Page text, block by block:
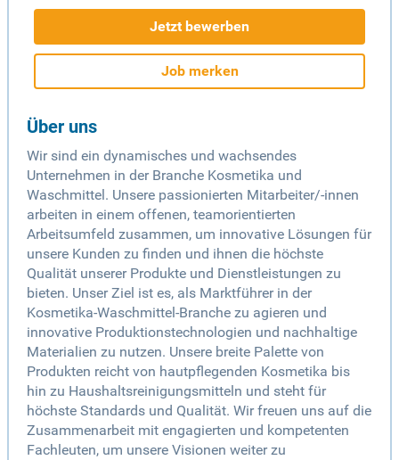
Jetzt bewerben
Job merken
Über uns
Wir sind ein dynamisches und wachsendes
Unternehmen in der Branche Kosmetika und
Waschmittel. Unsere passionierten Mitarbeiter/-innen
arbeiten in einem offenen, teamorientierten
Arbeitsumfeld zusammen, um innovative Lösungen für
unsere Kunden zu finden und ihnen die höchste
Qualität unserer Produkte und Dienstleistungen zu
bieten. Unser Ziel ist es, als Marktführer in der
Kosmetika-Waschmittel-Branche zu agieren und
innovative Produktionstechnologien und nachhaltige
Materialien zu nutzen. Unsere breite Palette von
Produkten reicht von hautpflegenden Kosmetika bis
hin zu Haushaltsreinigungsmitteln und steht für
höchste Standards und Qualität. Wir freuen uns auf die
Zusammenarbeit mit engagierten und kompetenten
Fachleuten, um unsere Visionen weiter zu